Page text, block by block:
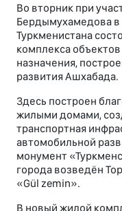
Во вторник при
Бердымухамедова в
Туркменистана
комплекса
назначения,
развития Ашхабада.
Здесь построен
жилыми домами,
транспортная
автомобильной
монумент
города возведён
«Gül zemin».
В новый жилой